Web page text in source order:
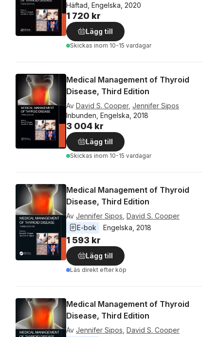
Häftad, Engelska, 2020
1 720 kr
Lägg till
Skickas inom 10-15 vardagar
Medical Management of Thyroid
Disease, Third Edition
Av David S. Cooper, Jennifer Sipos
Inbunden, Engelska, 2018
3 004 kr
Lägg till
Skickas inom 10-15 vardagar
Medical Management of Thyroid
Disease, Third Edition
Av Jennifer Sipos David S. Cooper
E-bok
Engelska 2018
1 593 kr
Lägg till
Läs direkt efter köp
Medical Management of Thyroid
Disease, Third Edition
Av Jennifer Sipos David S. Cooper